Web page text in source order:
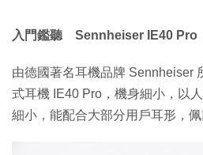
入門鑑聽 Sennheiser IE40 Pro
由德國著名耳機品牌 Sennheiser
式耳機 IE40 Pro，機身細小，以
細小，能配合大部分用戶耳形，佩